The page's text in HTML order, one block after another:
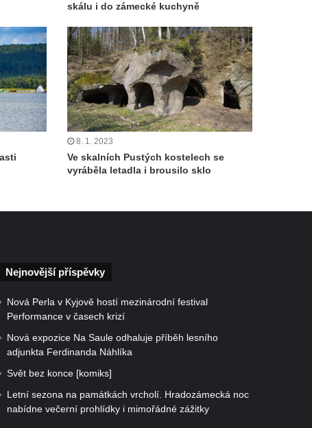
skálu i do zámecké kuchyně
8. 1. 2023
Ve skalních Pustých kostelech se
vyráběla letadla i brousilo sklo
Nejnovější příspěvky
Nová Perla v Kyjově hostí mezinárodní festival
Performance v časech krizí
Nová expozice Na Saule odhaluje příběh lesního
adjunkta Ferdinanda Náhlíka
Svět bez konce [komiks]
Letní sezona na památkách vrcholí. Hradozámecká noc
nabídne večerní prohlídky i mimořádné zážitky